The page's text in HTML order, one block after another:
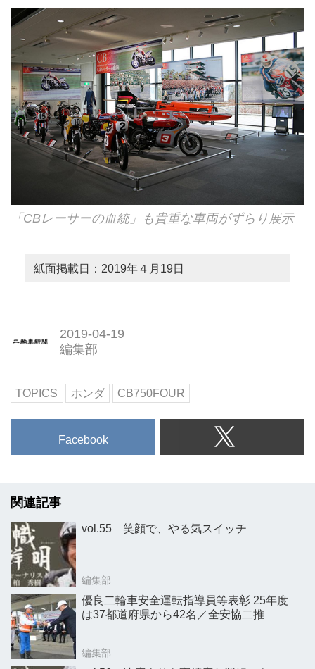
「CBレーサーの血統」も貴重な車両がずらり展示
紙面掲載日：2019年４月19日
2019-04-19
編集部
TOPICS ホンダ CB750FOUR
Facebook
関連記事
vol.55 笑顔で、やる気スイッチ
編集部
優良二輪車安全運転指導員等表彰 25年度
は37都道府県から42名／全安協二推
編集部